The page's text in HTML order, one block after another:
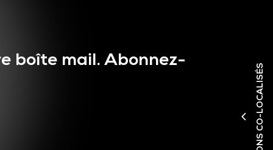
SALONS CO-LOCALISÉS
boîte mail. Abonnez-